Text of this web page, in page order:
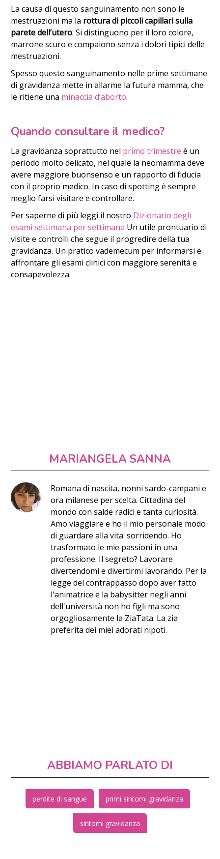
La causa di questo sanguinamento non sono le
mestruazioni ma la rottura di piccoli capillari sulla
parete dell’utero. Si distinguono per il loro colore,
marrone scuro e compaiono senza i dolori tipici delle
mestruazioni.
Spesso questo sanguinamento nelle prime settimane
di gravidanza mette in allarme la futura mamma, che
le ritiene una minaccia d’aborto.
Quando consultare il medico?
La gravidanza soprattutto nel primo trimestre è un
periodo molto delicato, nel quale la neomamma deve
avere maggiore buonsenso e un rapporto di fiducia
con il proprio medico. In caso di spotting è sempre
meglio farsi visitare e controllare.
Per saperne di più leggi il nostro Dizionario degli
esami settimana per settimana Un utile prontuario di
visite e controlli che segue il progredire della tua
gravidanza. Un pratico vademecum per informarsi e
affrontare gli esami clinici con maggiore serenità e
consapevolezza.
MARIANGELA SANNA
Romana di nascita, nonni sardo-campani e
ora milanese per scelta. Cittadina del
mondo con salde radici e tanta curiosità.
Amo viaggiare e ho il mio personale modo
di guardare alla vita: sorridendo. Ho
trasformato le mie passioni in una
professione. Il segreto? Lavorare
divertendomi e divertirmi lavorando. Per la
legge del contrappasso dopo aver fatto
l'animatrice e la babysitter negli anni
dell'università non ho figli ma sono
orgogliosamente la ZiaTata. La zia
preferita dei miei adorati nipoti.
ABBIAMO PARLATO DI
perdite di sangue primi sintomi gravidanza
sintomi gravidanza